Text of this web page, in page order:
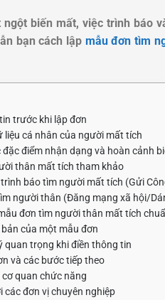
biến mất, việc trình báo
bạn cách lập mẫu đơn tìm
trước khi lập đơn
liệu cá nhân của người mất tích
đặc điểm nhận dạng và hoàn cảnh
thân mất tích tham khảo
báo tìm người mất tích (Gửi
người thân (Đăng mạng xã hội/
đơn tìm người thân mất tích
của một mẫu đơn
quan trọng khi điền thông tin
và các bước tiếp theo
quan chức năng
các đơn vị chuyên nghiệp